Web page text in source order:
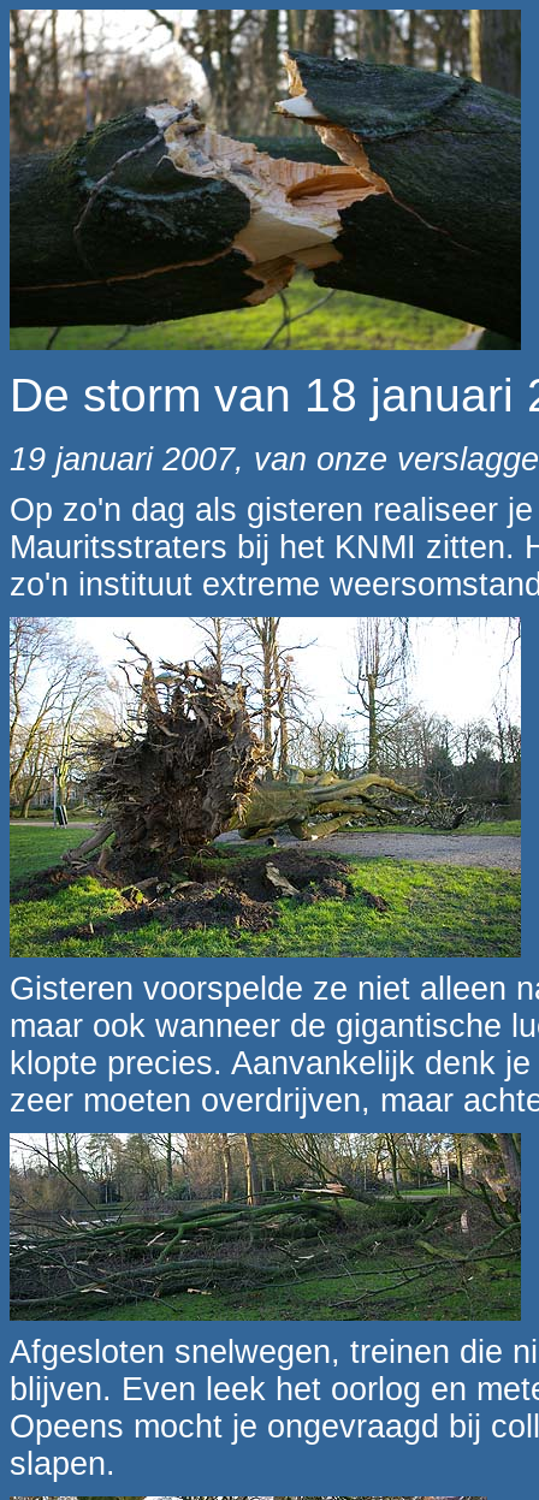
De storm van 18 januari
19 januari 2007, van onze
Op zo'n dag als gisteren realiseer
Mauritsstraters bij het KNMI zitten.
zo'n instituut extreme
Gisteren voorspelde ze niet alleen
maar ook wanneer de gigantische
klopte precies. Aanvankelijk denk
zeer moeten overdrijven, maar
Afgesloten snelwegen, treinen die
blijven. Even leek het oorlog en
Opeens mocht je ongevraagd bij
slapen.